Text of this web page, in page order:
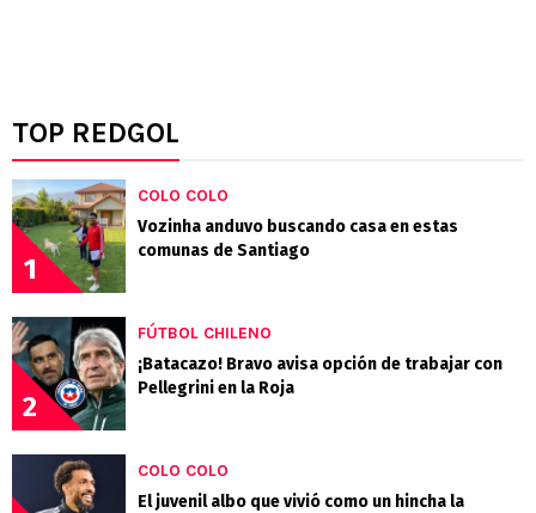
TOP REDGOL
1
COLO COLO
Vozinha anduvo buscando casa en estas
comunas de Santiago
2
FÚTBOL CHILENO
¡Batacazo! Bravo avisa opción de trabajar con
Pellegrini en la Roja
COLO COLO
El juvenil albo que vivió como un hincha la